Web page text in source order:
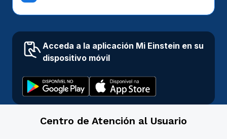
Acceda a la aplicación Mi Einstein en su
dispositivo móvil
Centro de Atención al Usuario